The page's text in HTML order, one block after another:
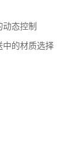
态控制
中的材质选择